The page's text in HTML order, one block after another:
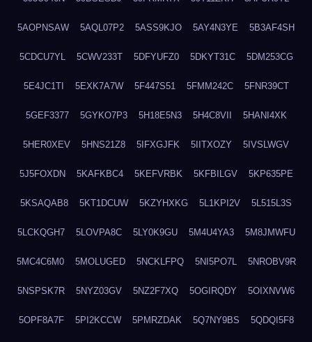
5AOPNSAW 5AQL07P2 5ASS9KJO 5AY4N3YE 5B3AF4SH
5CDCU7YL 5CWV233T 5DFYUFZ0 5DKYT31C 5DM253CG
5E4JC1TI 5EXK7A7W 5F447S51 5FMM242C 5FNR39CT
5GEF3377 5GYKO7P3 5H18E5N3 5H4C8VII 5HANI4XK
5HER0XEV 5HNS21Z8 5IFXGJFK 5IITXOZY 5IVSLWGV
5J5FOXDN 5KAFKBC4 5KEFVRBK 5KFBILGV 5KP635PE
5KSAQAB8 5KT1DCUW 5KZYHXKG 5L1KPI2V 5L515L3S
5LCKQGH7 5LOVPA8C 5LY0K9GU 5M4U4YA3 5M8JMWFU
5MC4C6M0 5MOLUGED 5NCKLFPQ 5NI5PO7L 5NROBV9R
5NSPSK7R 5NYZ03GV 5NZ2F7XQ 5OGIRQDY 5OIXNVW6
5OPF8A7F 5PI2KCCW 5PMRZDAK 5Q7NY9BS 5QDQI5F8